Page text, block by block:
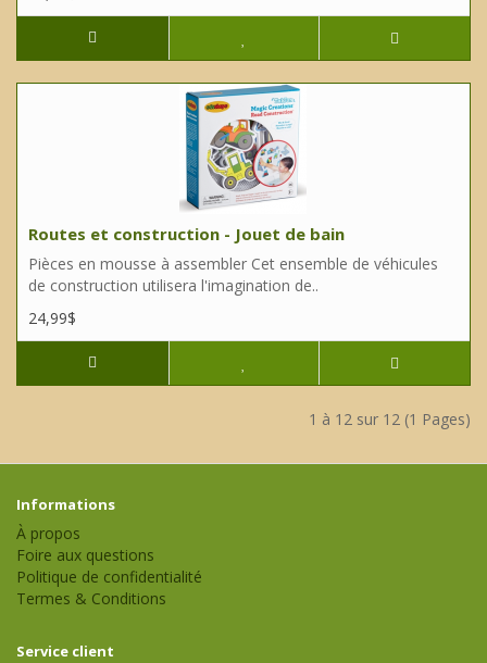
Routes et construction - Jouet de bain
Pièces en mousse à assembler Cet ensemble de véhicules
de construction utilisera l'imagination de..
24,99$
1 à 12 sur 12 (1 Pages)
Informations
À propos
Foire aux questions
Politique de confidentialité
Termes & Conditions
Service client